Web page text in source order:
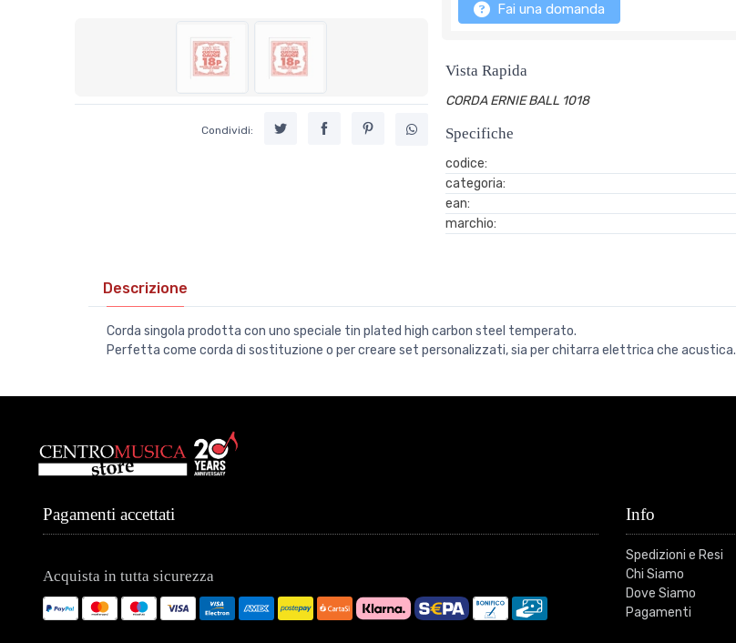
Condividi:
Fai una domanda
Vista Rapida
CORDA ERNIE BALL 1018
Specifiche
codice:
categoria:
ean:
marchio:
Descrizione
Corda singola prodotta con uno speciale tin plated high carbon steel temperato.
Perfetta come corda di sostituzione o per creare set personalizzati, sia per chitarra elettrica che acustica.
Pagamenti accettati
Acquista in tutta sicurezza
Info
Spedizioni e Resi
Chi Siamo
Dove Siamo
Pagamenti